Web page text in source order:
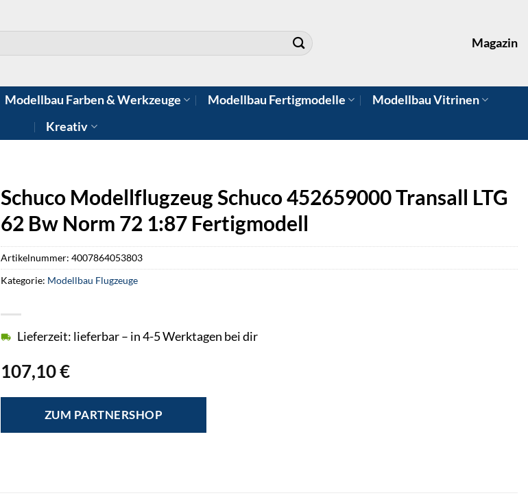
Magazin
Modellbau Farben & Werkzeuge Modellbau Fertigmodelle
Modellbau Vitrinen
Kreativ
Schuco Modellflugzeug Schuco 452659000 Transall LTG
62 Bw Norm 72 1:87 Fertigmodell
107,10€
Lieferzeit: lieferbar – in 4-5 Werktagen bei dir
ZUM PARTNERSHOP
Artikelnummer: 4007864053803
Kategorie: Modellbau Flugzeuge